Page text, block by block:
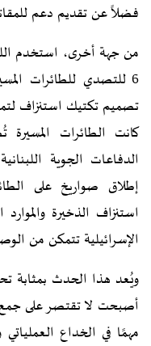
فضلاً عن تقديم دعم
6 للتصدي للطائرات
تصميم تكتيك استنزاف
كانت الطائرات
الدفاعات الجوية
إطلاق صواريخ على
استنزاف الذخيرة والموارد
الإسرائيلية تتمكن من
ويُعد هذا الحدث بمثابة
أصبحت لا تقتصر على
مهمًا في الخداع العملياتي